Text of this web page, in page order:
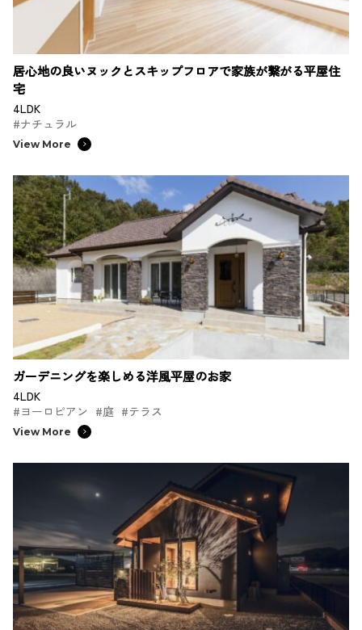
居心地の良いヌックとスキップフロアで家族が繋がる平屋住
宅
4LDK
#ナチュラル
View More
ガーデニングを楽しめる洋風平屋のお家
4LDK
#ヨーロピアン #庭 #テラス
View More